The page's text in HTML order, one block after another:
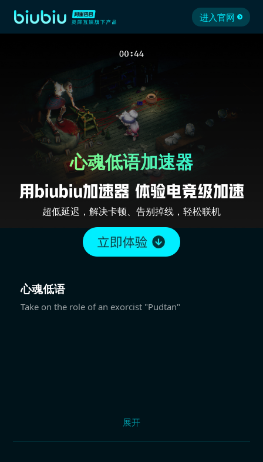
进入官网
心魂低语加速器
超低延迟，解决卡顿、告别掉线，轻松联机
心魂低语
Take on the role of an exorcist "Pudtan"
展开